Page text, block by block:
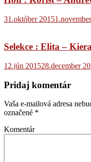
31.október 2015
Selekce : Elita –
12.jún 201528.december
Pridaj komentár
Vaša e-mailová adresa
označené *
Komentár